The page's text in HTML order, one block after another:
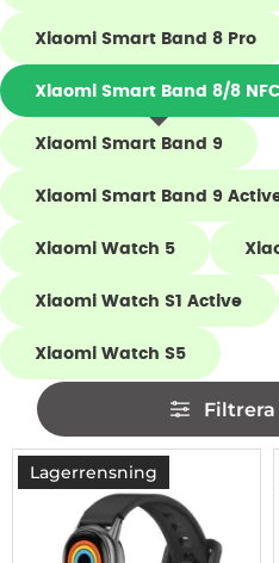
Xiaomi Smart Band 8 Pro
Xiaomi Smart Band 8/8 NFC
Xiaomi Smart Band 9
Xiaomi Smart Band 9
Xiaomi Watch 5
Xiaomi Watch S1 Active
Xiaomi Watch S5
Hoppa
över
filtersektionen
Filtrera
Filtrera &
produktlista
Lagerrensning